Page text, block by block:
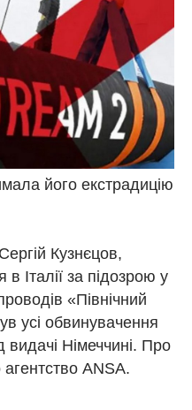
його екстрадицію
Кузнєцов,
Італії за підозрою у
«Північний
усі обвинувачення
видачі Німеччині. Про
ANSA.